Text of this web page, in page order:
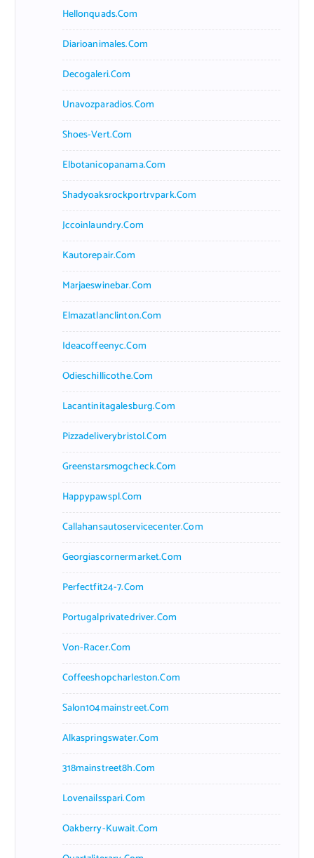
Hellonquads.com
Diarioanimales.com
Decogaleri.com
Unavozparadios.com
Shoes-Vert.com
Elbotanicopanama.com
Shadyoaksrockportrvpark.com
Jccoinlaundry.com
Kautorepair.com
Marjaeswinebar.com
Elmazatlanclinton.com
Ideacoffeenyc.com
Odieschillicothe.com
Lacantinitagalesburg.com
Pizzadeliverybristol.com
Greenstarsmogcheck.com
Happypawspl.com
Callahansautoservicecenter.com
Georgiascornermarket.com
Perfectfit24-7.com
Portugalprivatedriver.com
Von-Racer.com
Coffeeshopcharleston.com
Salon104mainstreet.com
Alkaspringswater.com
318mainstreet8h.com
Lovenailsspari.com
Oakberry-Kuwait.com